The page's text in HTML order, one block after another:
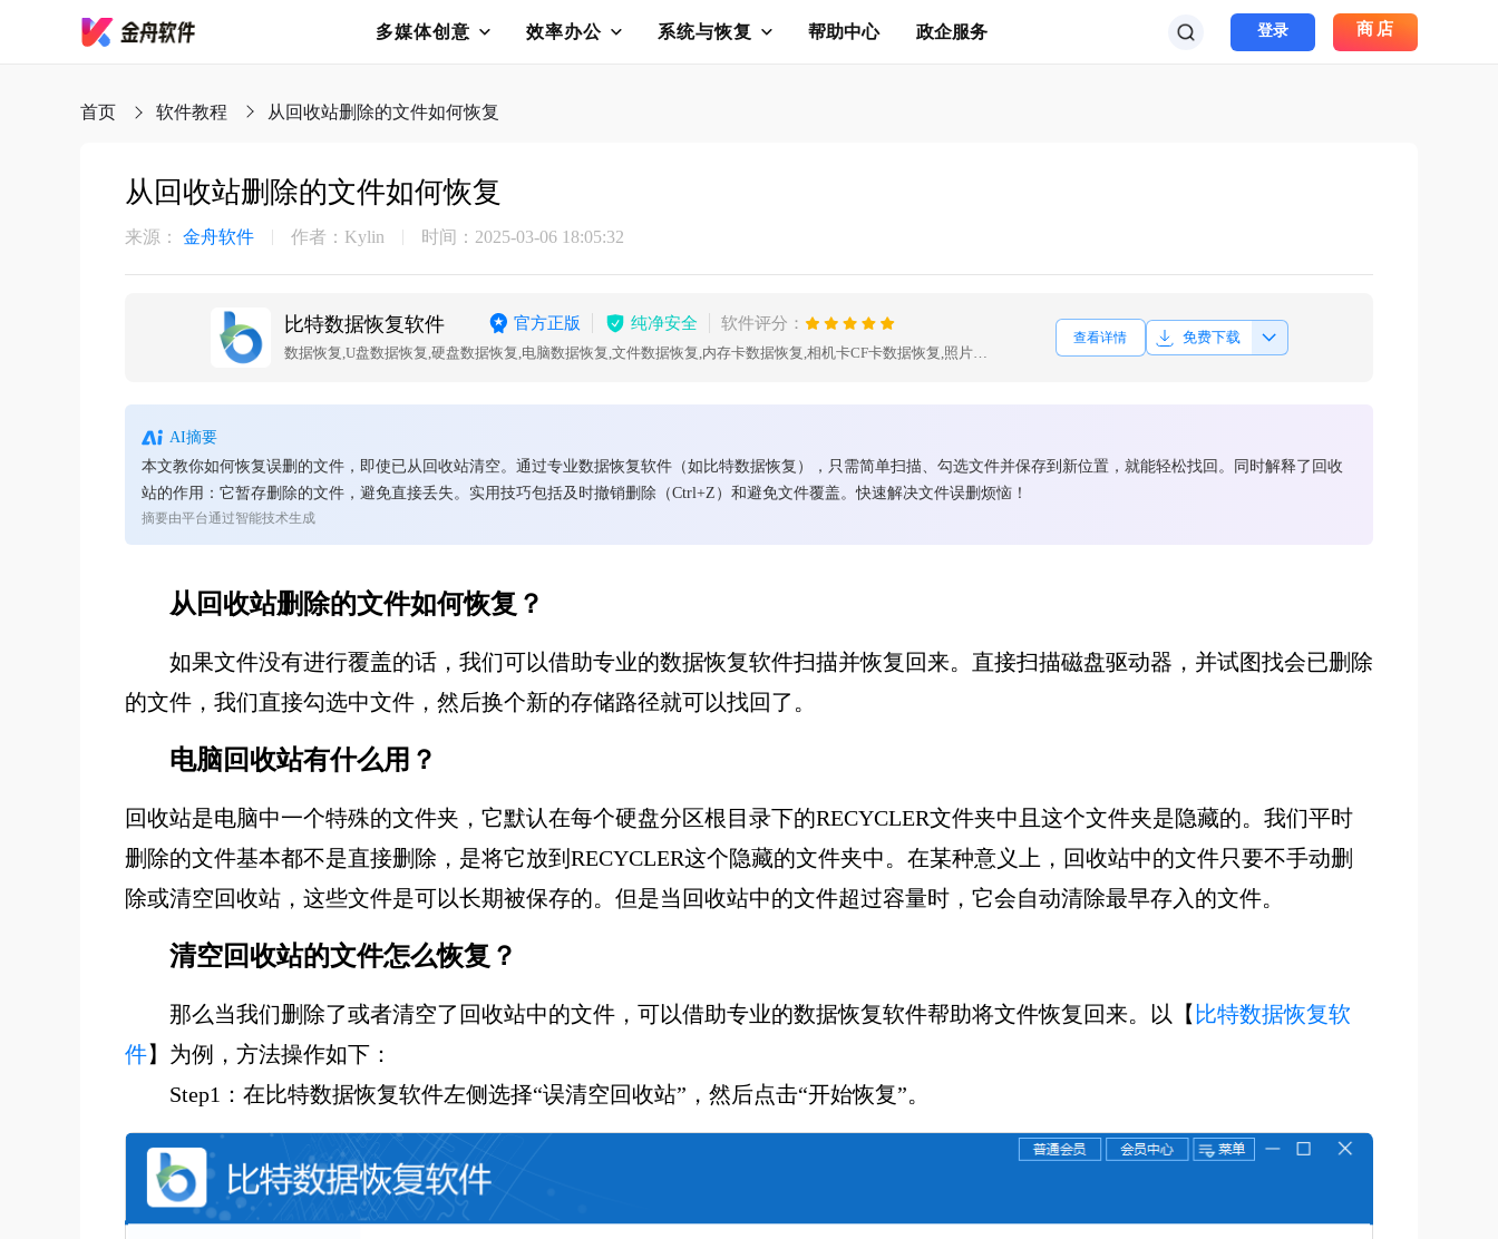
多媒体创意 效率办公 系统与恢复 帮助中心 政企服务 登录 商店
首页 软件教程 ​从回收站删除的文件如何恢复
​从回收站删除的文件如何恢复
来源： 金舟软件 作者：Kylin 时间：2025-03-06 18:05:32
比特数据恢复软件 官方正版 纯净安全 软件评分：
数据恢复,U盘数据恢复,硬盘数据恢复,电脑数据恢复,文件数据恢复,内存卡数据恢复,相机卡CF卡数据恢复,照片恢复,sd卡数据恢复
查看详情 免费下载
AI摘要
本文教你如何恢复误删的文件，即使已从回收站清空。通过专业数据恢复软件（如比特数据恢复），只需简单扫描、勾选文件并保存到新位置，就能轻松找回。同时解释了回收
站的作用：它暂存删除的文件，避免直接丢失。实用技巧包括及时撤销删除（Ctrl+Z）和避免文件覆盖。快速解决文件误删烦恼！
摘要由平台通过智能技术生成
从回收站删除的文件如何恢复？
如果文件没有进行覆盖的话，我们可以借助专业的数据恢复软件扫描并恢复回来。直接扫描磁盘驱动器，并试图找会已删除
的文件，我们直接勾选中文件，然后换个新的存储路径就可以找回了。
电脑回收站有什么用？
回收站是电脑中一个特殊的文件夹，它默认在每个硬盘分区根目录下的RECYCLER文件夹中且这个文件夹是隐藏的。我们平时
删除的文件基本都不是直接删除，是将它放到RECYCLER这个隐藏的文件夹中。在某种意义上，回收站中的文件只要不手动删
除或清空回收站，这些文件是可以长期被保存的。但是当回收站中的文件超过容量时，它会自动清除最早存入的文件。
清空回收站的文件怎么恢复？
那么当我们删除了或者清空了回收站中的文件，可以借助专业的数据恢复软件帮助将文件恢复回来。以【 比特数据恢复软
件】为例，方法操作如下：
Step1：在比特数据恢复软件左侧选择“误清空回收站”，然后点击“开始恢复”。